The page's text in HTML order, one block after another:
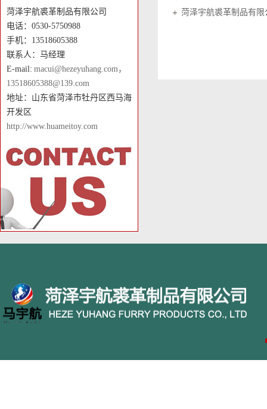
菏泽宇航裘革制品有限公司
电话：0530-5750988
手机：13518605388
联系人：马经理
E-mail: macui@hezeyuhang.com，
13518605388@139.com
地址：山东省菏泽市牡丹区西马海
开发区
http://www.huameitoy.com
菏泽宇航裘革制品有限